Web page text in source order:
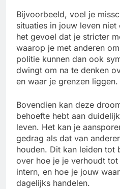
Bijvoorbeeld, voel je
situaties in jouw leven
het gevoel dat je stricter
waarop je met anderen
politie kunnen dan ook
dwingt om na te denken
en waar je grenzen liggen.
Bovendien kan deze
behoefte hebt aan
leven. Het kan je
gedrag als dat van
houden. Dit kan leiden tot
over hoe je je verhoudt
intern, en hoe je jouw
dagelijks handelen.